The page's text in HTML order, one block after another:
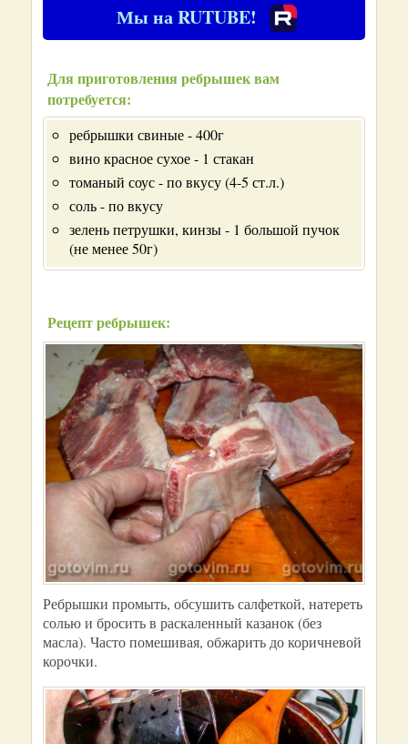
Мы на RUTUBE!
Для приготовления ребрышек вам
потребуется:
ребрышки свиные - 400г
вино красное сухое - 1 стакан
томаный соус - по вкусу (4-5 ст.л.)
соль - по вкусу
зелень петрушки, кинзы - 1 большой пучок
(не менее 50г)
Рецепт ребрышек:
Ребрышки промыть, обсушить салфеткой, натереть
солью и бросить в раскаленный казанок (без
масла). Часто помешивая, обжарить до коричневой
корочки.